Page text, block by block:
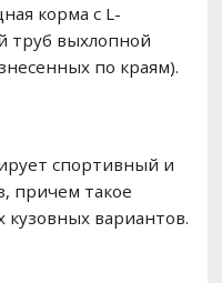
корма с L-
труб выхлопной
по краям).
спортивный и
причем такое
кузовных вариантов.